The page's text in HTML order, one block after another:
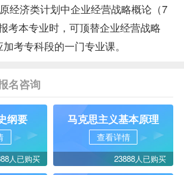
济类计划中企业经营战略概论（7
考本专业时，可顶替企业经营战略
加考专科段的一门专业课。
名咨询
纲要
人已购买
马克思主义基本原理
查看详情
23888人已购买